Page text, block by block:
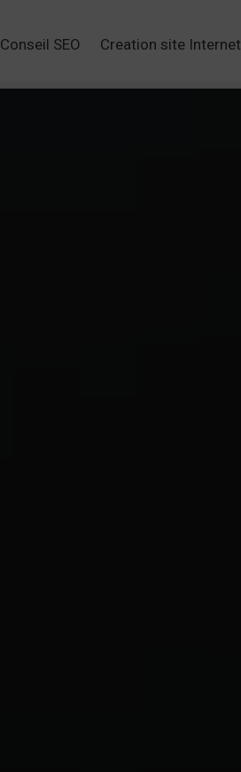
Conseil SEO Creation site Internet